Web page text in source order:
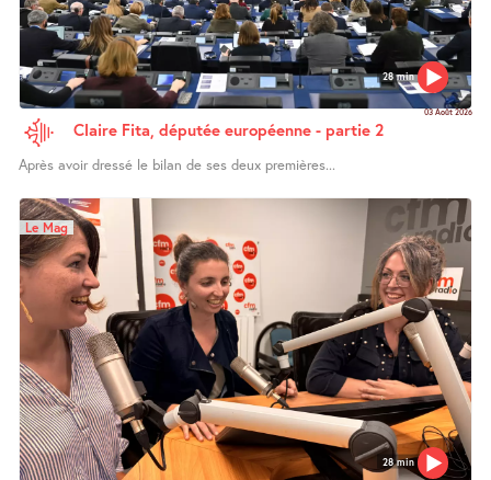
28 min
03 Août 2026
Claire Fita, députée européenne - partie 2
Après avoir dressé le bilan de ses deux premières...
28 min
Le Mag